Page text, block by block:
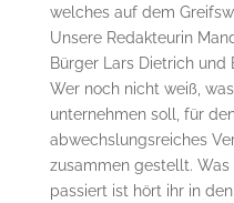
welches auf dem
Unsere Redakteurin
Bürger Lars Dietrich und
Wer noch nicht weiß,
unternehmen soll, für
abwechslungsreiches
zusammen gestellt.
passiert ist hört ihr in